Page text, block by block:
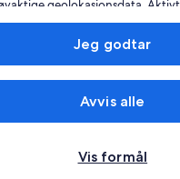
reisedokumenter
Inc., et Expedia Group-selskap.
varemerker eller registrerte
geolokasjonsdata.
for identifikasjon.
informasjon på en enhet.
og innhold, annonsering- og
publikumsundersøkelser
partnere (leverandører)
Vis formål
Avvis alle
Jeg godtar